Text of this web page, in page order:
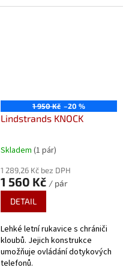
1 950 Kč –20 %
Lindstrands KNOCK
Skladem (1 pár)
1 289,26 Kč bez DPH
1 560 Kč / pár
DETAIL
Lehké letní rukavice s chrániči
kloubů. Jejich konstrukce
umožňuje ovládání dotykových
telefonů.